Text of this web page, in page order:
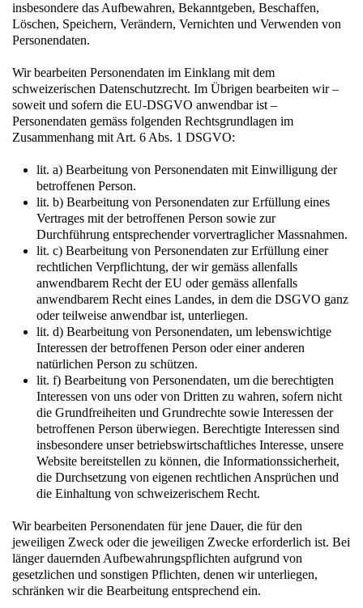
insbesondere das Aufbewahren, Bekanntgeben, Beschaffen,
Löschen, Speichern, Verändern, Vernichten und Verwenden von
Personendaten.
Wir bearbeiten Personendaten im Einklang mit dem
schweizerischen Datenschutzrecht. Im Übrigen bearbeiten wir –
soweit und sofern die EU-DSGVO anwendbar ist –
Personendaten gemäss folgenden Rechtsgrundlagen im
Zusammenhang mit Art. 6 Abs. 1 DSGVO:
lit. a) Bearbeitung von Personendaten mit Einwilligung der
betroffenen Person.
lit. b) Bearbeitung von Personendaten zur Erfüllung eines
Vertrages mit der betroffenen Person sowie zur
Durchführung entsprechender vorvertraglicher Massnahmen.
lit. c) Bearbeitung von Personendaten zur Erfüllung einer
rechtlichen Verpflichtung, der wir gemäss allenfalls
anwendbarem Recht der EU oder gemäss allenfalls
anwendbarem Recht eines Landes, in dem die DSGVO ganz
oder teilweise anwendbar ist, unterliegen.
lit. d) Bearbeitung von Personendaten, um lebenswichtige
Interessen der betroffenen Person oder einer anderen
natürlichen Person zu schützen.
lit. f) Bearbeitung von Personendaten, um die berechtigten
Interessen von uns oder von Dritten zu wahren, sofern nicht
die Grundfreiheiten und Grundrechte sowie Interessen der
betroffenen Person überwiegen. Berechtigte Interessen sind
insbesondere unser betriebswirtschaftliches Interesse, unsere
Website bereitstellen zu können, die Informationssicherheit,
die Durchsetzung von eigenen rechtlichen Ansprüchen und
die Einhaltung von schweizerischem Recht.
Wir bearbeiten Personendaten für jene Dauer, die für den
jeweiligen Zweck oder die jeweiligen Zwecke erforderlich ist. Bei
länger dauernden Aufbewahrungspflichten aufgrund von
gesetzlichen und sonstigen Pflichten, denen wir unterliegen,
schränken wir die Bearbeitung entsprechend ein.